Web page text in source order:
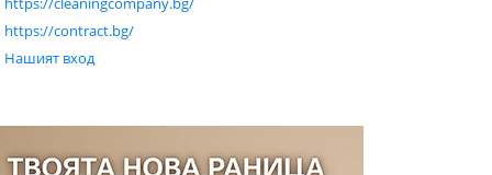
https://contract.bg/
Нашият вход